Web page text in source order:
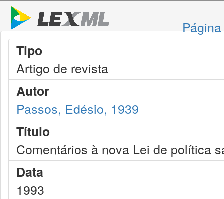
Tipo
Artigo de revista
Autor
Passos, Edésio, 1939
Título
Comentários à nova Lei de política
Data
1993